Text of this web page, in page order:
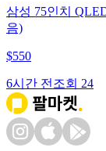
삼성 75인치
음)
$550
6시간 전 조회 24